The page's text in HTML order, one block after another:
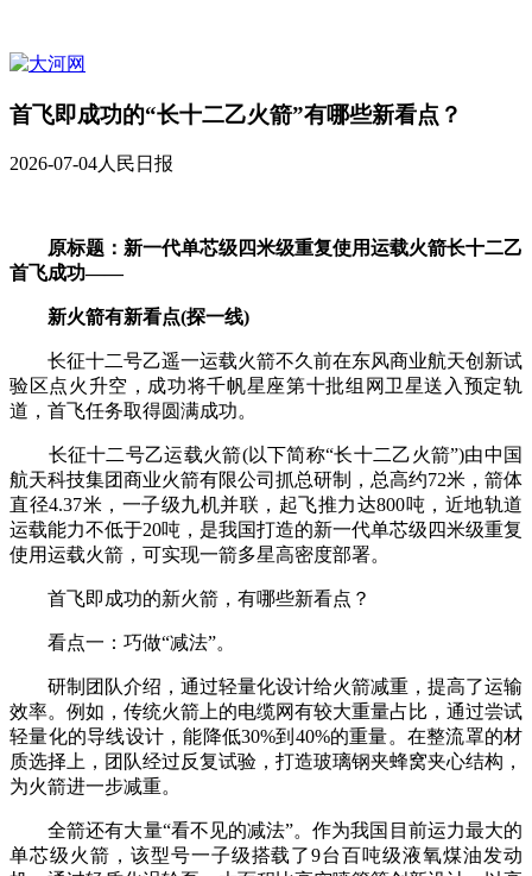
首飞即成功的“长十二乙火箭”有哪些新看点？
2026-07-04人民日报
原标题：新一代单芯级四米级重复使用运载火箭长十二乙
首飞成功——
新火箭有新看点(探一线)
长征十二号乙遥一运载火箭不久前在东风商业航天创新试
验区点火升空，成功将千帆星座第十批组网卫星送入预定轨
道，首飞任务取得圆满成功。
长征十二号乙运载火箭(以下简称“长十二乙火箭”)由中国
航天科技集团商业火箭有限公司抓总研制，总高约72米，箭体
直径4.37米，一子级九机并联，起飞推力达800吨，近地轨道
运载能力不低于20吨，是我国打造的新一代单芯级四米级重复
使用运载火箭，可实现一箭多星高密度部署。
首飞即成功的新火箭，有哪些新看点？
看点一：巧做“减法”。
研制团队介绍，通过轻量化设计给火箭减重，提高了运输
效率。例如，传统火箭上的电缆网有较大重量占比，通过尝试
轻量化的导线设计，能降低30%到40%的重量。在整流罩的材
质选择上，团队经过反复试验，打造玻璃钢夹蜂窝夹心结构，
为火箭进一步减重。
全箭还有大量“看不见的减法”。作为我国目前运力最大的
单芯级火箭，该型号一子级搭载了9台百吨级液氧煤油发动